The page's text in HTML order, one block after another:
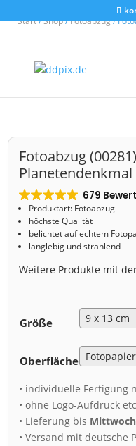
Start/Shop/Fotoabzug/
Fotoabzug (00281)
679
Produktart: Fotoabzug
höchste Qualität
belichtet auf echtem
langlebig und strahlend
Weitere Produkte mit
Größe
Oberfläche
• individuelle Fertigung
• ohne Logo-Aufdruck
• Lieferung bis
• Versand mit deutsche